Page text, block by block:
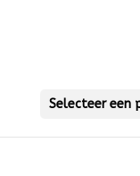
Selecteer een